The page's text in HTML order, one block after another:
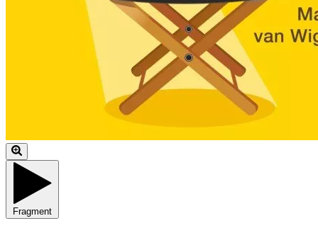
Fragment